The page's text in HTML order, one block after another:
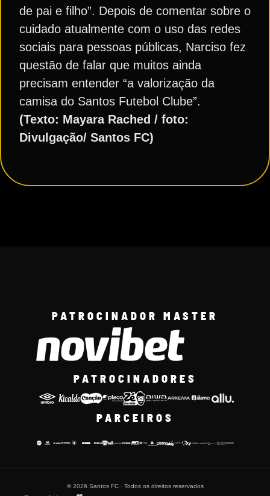
de pai e filho”. Depois de comentar sobre o
cuidado atualmente com o uso das redes
sociais para pessoas públicas, Narciso fez
questão de falar que muitos ainda
precisam entender “a valorização da
camisa do Santos Futebol Clube”.
(Texto: Mayara Rached / foto:
Divulgação/ Santos FC)
PATROCINADOR MASTER
PATROCINADORES
PARCEIROS
© 2026 Santos FC · Todos os direitos reservados